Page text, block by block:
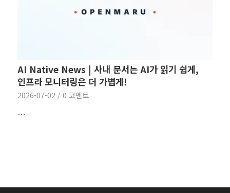
AI Native News | 사내 문서는 AI가 읽기 쉽게,
인프라 모니터링은 더 가볍게!
2026-07-02 / 0 코멘트
…